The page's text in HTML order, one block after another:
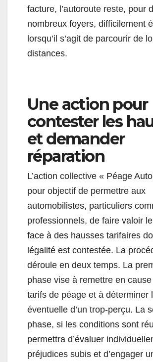
facture, l’autoroute reste, pour
nombreux foyers, difficilement
lorsqu’il s’agit de parcourir de
distances.
Une action pour
contester les
et demander
réparation
L’action collective « Péage
pour objectif de permettre aux
automobilistes, particuliers
professionnels, de faire valoir
face à des hausses tarifaires
légalité est contestée. La
déroule en deux temps. La
phase vise à remettre en
tarifs de péage et à déterminer
éventuelle d’un trop-perçu. La
phase, si les conditions sont
permettra d’évaluer
préjudices subis et d’engager